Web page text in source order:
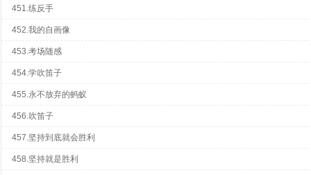
451.练反手
452.我的自画像
453.考场随感
454.学吹笛子
455.永不放弃的蚂蚁
456.吹笛子
457.坚持到底就会胜利
458.坚持就是胜利